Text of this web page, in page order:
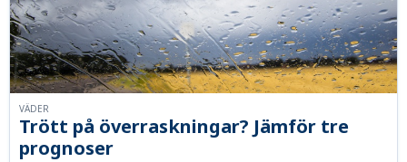
Trött på överraskningar? Jämför tre
prognoser
VÄDER